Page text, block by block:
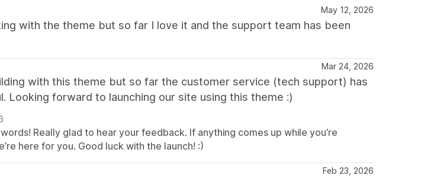
May 12, 2026
with the theme but so far I love it and the support team has been
Mar 24, 2026
with this theme but so far the customer service (tech support) has
Looking forward to launching our site using this theme :)
Really glad to hear your feedback. If anything comes up while you’re
here for you. Good luck with the launch! :)
Feb 23, 2026